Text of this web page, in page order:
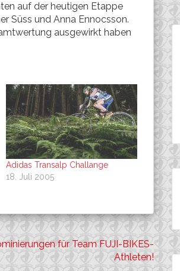
auf der heutigen Etappe
Süss und Anna Ennocsson.
ausgewirkt haben
Adidas Transalp Challange
18. Juli 2005
für Team FUJI-BIKES-
Athleten!